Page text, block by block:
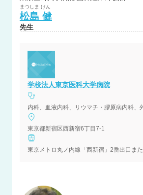
まつしま けん
松島 健
先生
学校法人東京医科大学病院
東京都新宿区西新宿6丁目7-1